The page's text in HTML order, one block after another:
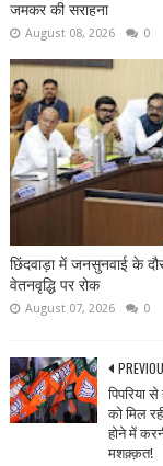
जमकर की सराहना
August 08, 2026 0
छिंदवाड़ा में जनसुनवाई के
वेतनवृद्धि पर रोक
August 07, 2026 0
पिपरिया
को मिल
होने में
मशक़्क़त!